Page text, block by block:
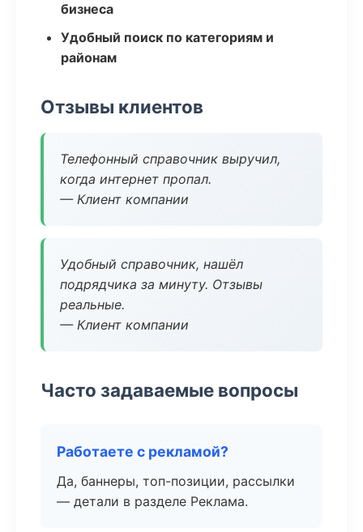
бизнеса
Удобный поиск по категориям и
районам
Отзывы клиентов
Телефонный справочник выручил,
когда интернет пропал.
— Клиент компании
Удобный справочник, нашёл
подрядчика за минуту. Отзывы
реальные.
— Клиент компании
Часто задаваемые вопросы
Работаете с рекламой?
Да, баннеры, топ-позиции, рассылки
— детали в разделе Реклама.